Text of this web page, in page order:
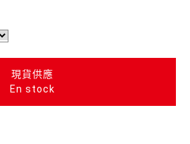
現貨供應
En stock